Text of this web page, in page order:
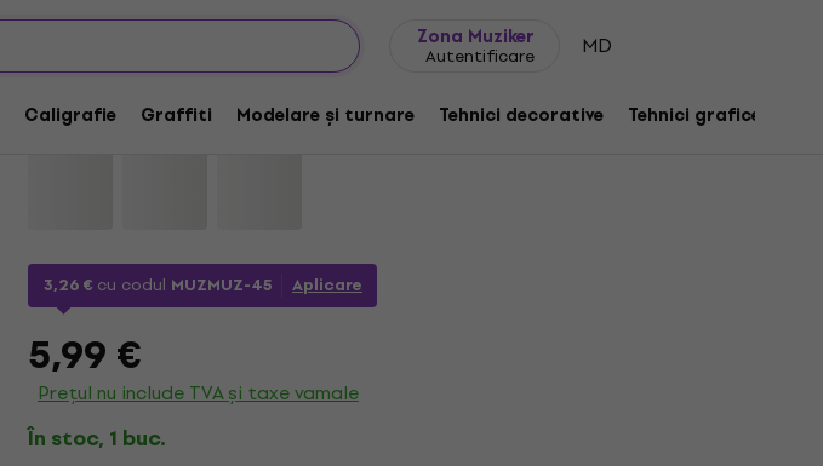
Zona Muziker
Autentificare MD
Caligrafie Graffiti Modelare și turnare Tehnici decorative Tehnici grafice
Jovi 68019 Vopsea acrilică Verde Închis 250 ml 1 buc.
Marcă:Jovi Cod produs: 1134184
3,26 € cu codul MUZMUZ-45 Aplicare
5,99 €
Prețul nu include TVA și taxe vamale
În stoc, 1 buc.